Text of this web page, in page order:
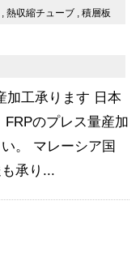
熱収縮チューブ 積層板
加工承ります 日本
FRPのプレス量産加
。 マレーシア国
承り...